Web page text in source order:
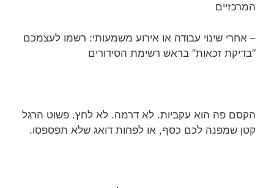
המרכזיים
– אחרי שינוי עבודה או אירוע משמעותי: רשמו לעצמכם
“בדיקת זכאות” בראש רשימת הסידורים
הקסם פה הוא עקביות. לא דרמה. לא לחץ. פשוט הרגל
קטן שמפנה לכם כסף, או לפחות דואג שלא תפספסו.